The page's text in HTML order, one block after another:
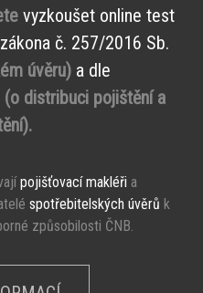
vyzkoušet online test
č. 257/2016 Sb.
úvěru)a dle
(o distribuci pojištění a
pojišťovací makléři a
spotřebitelských úvěrů k
způsobilosti ČNB.